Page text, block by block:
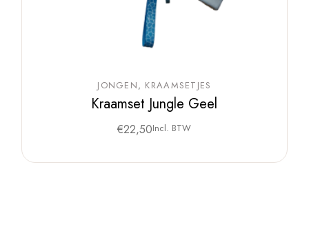
JONGEN KRAAMSETJES
Kraamset Jungle Geel
€22,50Incl. BTW